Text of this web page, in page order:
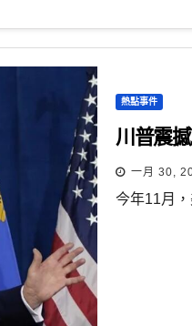
熱點事件
川普震撼
一月 30,
今年11月